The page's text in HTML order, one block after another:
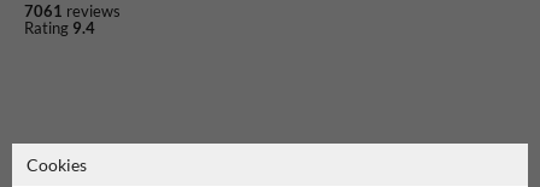
7061 reviews
Rating 9.4
Cookies